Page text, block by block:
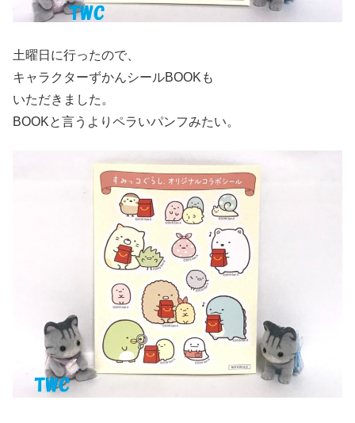
土曜日に行ったので、
キャラクターずかんシールBOOKも
いただきました。
BOOKと言うよりペラいパンフみたい。